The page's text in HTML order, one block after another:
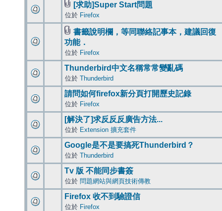
[求助]Super Start問題
位於 Firefox
書籤說明欄，等同聯絡記事本，建議回復
功能．
位於 Firefox
Thunderbird中文名稱常常變亂碼
位於 Thunderbird
請問如何firefox新分頁打開歷史記錄
位於 Firefox
[解決了]求反反反廣告方法...
位於 Extension 擴充套件
Google是不是要搞死Thunderbird？
位於 Thunderbird
Tv 版 不能同步書簽
位於 問題網站與網頁技術傳教
Firefox 收不到驗證信
位於 Firefox